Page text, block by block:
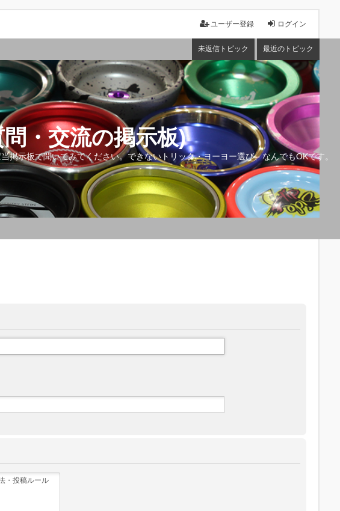
ログイン
ユーザー登録
未返信トピック 最近のトピック
・交流の掲示板)
示板で聞いてみてください。できないトリック・ヨーヨー選び、なんでもOKです。